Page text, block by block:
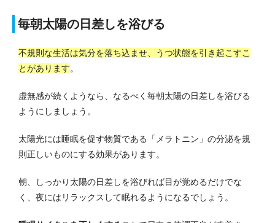
毎朝太陽の日差しを浴びる
不規則な生活は気分を落ち込ませ、うつ状態を引き起こすこ
とがあります。
虚無感が続くようなら、なるべく毎朝太陽の日差しを浴びる
ようにしましょう。
太陽光には睡眠を促す物質である「メラトニン」の分泌を規
則正しいものにする効果があります。
朝、しっかり太陽の日差しを浴びれば目が覚めるだけでな
く、夜にはリラックスして眠れるようになるでしょう。